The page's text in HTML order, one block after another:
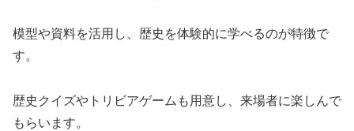
模型や資料を活用し、歴史を体験的に学べるのが特徴で
す。
歴史クイズやトリビアゲームも用意し、来場者に楽しんで
もらいます。